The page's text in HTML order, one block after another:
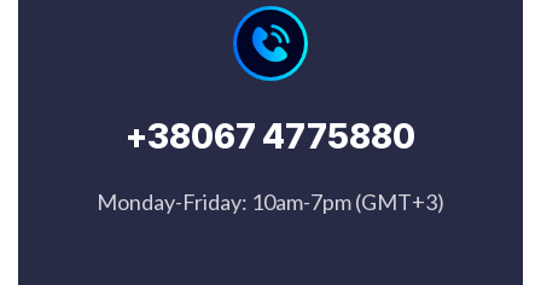
+38067 4775880
Monday-Friday: 10am-7pm (GMT+3)